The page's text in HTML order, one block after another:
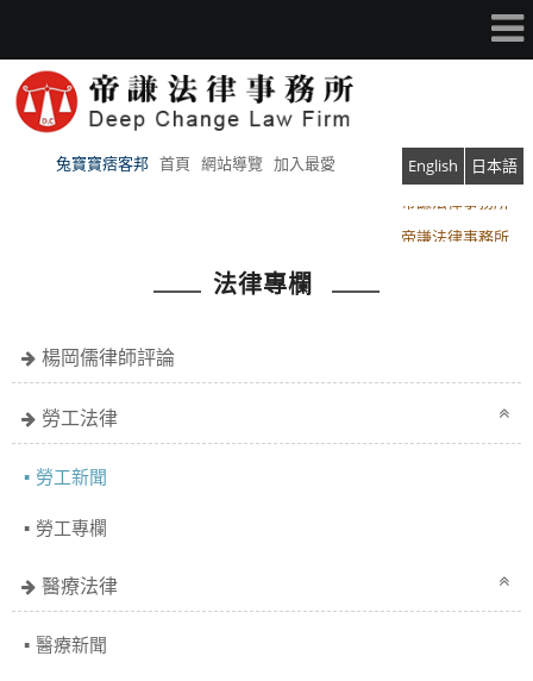
兔寶寶痞客邦 首頁 網站導覽 加入最愛 English
日本語
帝謙法律事務所
帝謙法律事務所
法律專欄
楊岡儒律師評論
勞工法律
勞工新聞
勞工專欄
醫療法律
醫療新聞